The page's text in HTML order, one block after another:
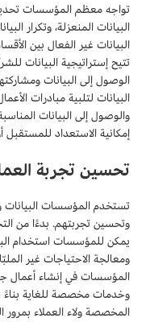
تواجه معظم المؤسسات
البيانات المنعزلة، وتكرار
البيانات غير الفعال بين
تتيح إستراتيجية البيانات
الوصول إلى البيانات
البيانات لتلبية مبادرات
والوصول إلى البيانات
إمكانية الاستعداد للمستقبل
تحسين تجربة
تستخدم المؤسسات البيانات
وتحسين تجربتهم. بدءًا من
يمكن للمؤسسات استخدام
ومعالجة الاحتياجات غير
المؤسسات في إنشاء أعمال
وخدمات مخصصة للغاية بناءً
المخصصة ولاء العملاء بمرور